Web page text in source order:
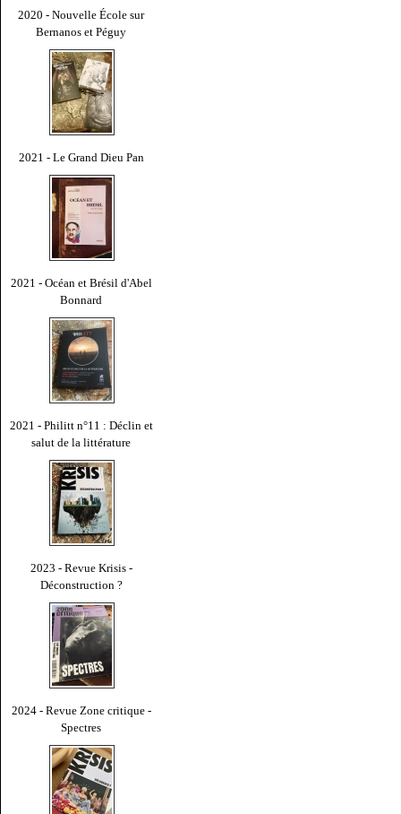
2020 - Nouvelle École sur
Bernanos et Péguy
2021 - Le Grand Dieu Pan
2021 - Océan et Brésil d'Abel
Bonnard
2021 - Philitt n°11 : Déclin et
salut de la littérature
2023 - Revue Krisis -
Déconstruction ?
2024 - Revue Zone critique -
Spectres